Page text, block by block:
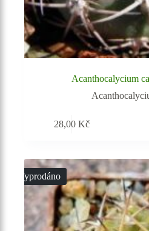
Acanthocalycium
28,00Kč
Vyprodáno